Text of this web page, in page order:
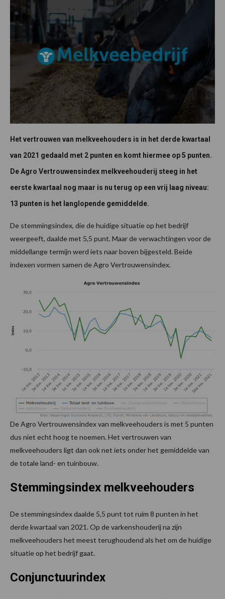
Het vertrouwen van melkveehouders is in het derde kwartaal
van 2021 gedaald met 2 punten en komt hiermee op 5 punten.
De Agro Vertrouwensindex melkveehouderij steeg in het
eerste kwartaal nog maar is nu terug op een vrij laag niveau:
13 punten is het langlopende gemiddelde.
De stemmingsindex, die de huidige situatie op het bedrijf
weergeeft, daalde met 5,5 punt. Maar de verwachtingen voor de
middellange termijn werd iets naar boven bijgesteld. Beide
indexen vormen samen de Agro Vertrouwensindex.
De Agro Vertrouwensindex van melkveehouders is met 5 punten
dus niet echt hoog te noemen. Het vertrouwen van
melkveehouders ligt dan ook net iets onder het gemiddelde van
de totale land- en tuinbouw.
Stemmingsindex melkveehouders
De stemmingsindex daalde 5,5 punt tot ruim 8 punten in het
derde kwartaal van 2021. Op de varkenshouderij na zijn
melkveehouders het meest terughoudend als het om de huidige
situatie op het bedrijf gaat.
Conjunctuurindex